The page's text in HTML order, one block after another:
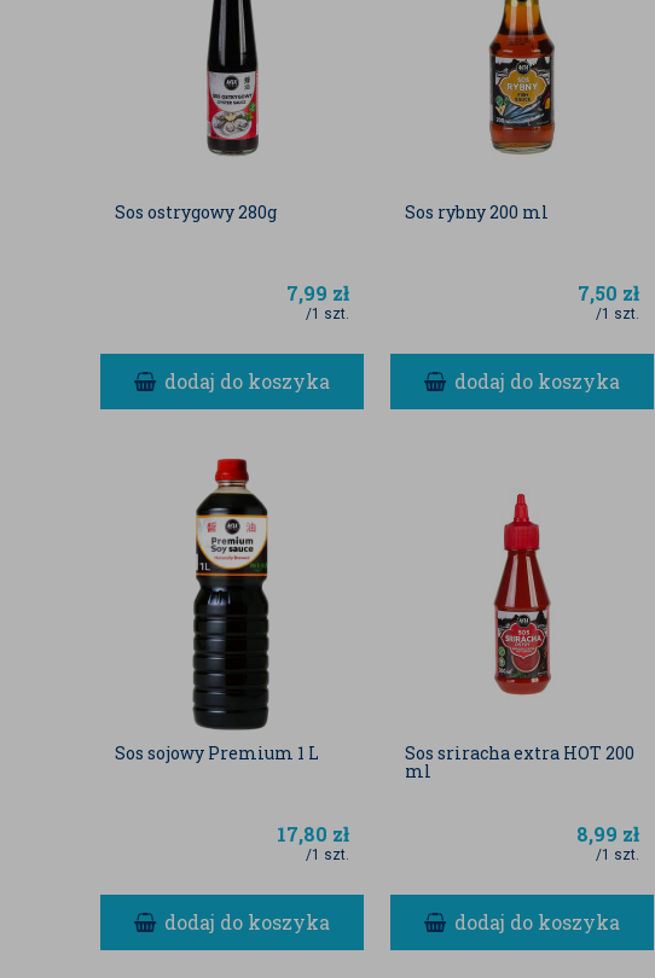
Sos ostrygowy 280g
7,99 zł
/1 szt.
dodaj do koszyka
Sos rybny 200 ml
7,50 zł
/1 szt.
dodaj do koszyka
Sos sojowy Premium 1 L
17,80 zł
/1 szt.
dodaj do koszyka
Sos sriracha extra HOT 200
ml
8,99 zł
/1 szt.
dodaj do koszyka